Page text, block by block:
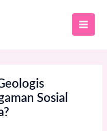
Sosial